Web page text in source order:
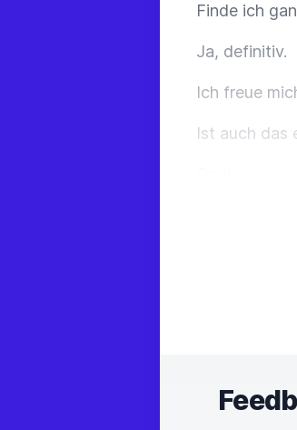
Finde ich
Ja, definitiv.
Ich freue
Ist auch das
Also würde